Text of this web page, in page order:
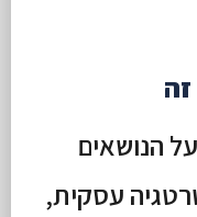
הנושאים
עסקית,